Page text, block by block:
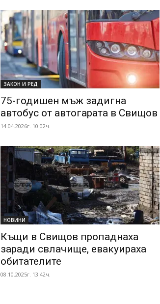
ЗАКОН И РЕД
75-годишен мъж задигна
автобус от автогарата в Свищов
14.04.2026г. 10:02ч.
НОВИНИ
Къщи в Свищов пропаднаха
заради свлачище, евакуираха
обитателите
08.10.2025г. 13:42ч.